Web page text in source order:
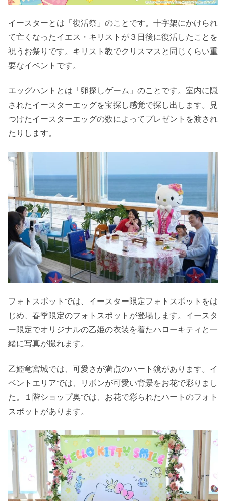
イースターとは「復活祭」のことです。十字架にかけられ
て亡くなったイエス・キリストが３日後に復活したことを
祝うお祭りです。キリスト教でクリスマスと同じくらい重
要なイベントです。
エッグハントとは「卵探しゲーム」のことです。室内に隠
されたイースターエッグを宝探し感覚で探し出します。見
つけたイースターエッグの数によってプレゼントを渡され
たりします。
フォトスポットでは、イースター限定フォトスポットをは
じめ、春季限定のフォトスポットが登場します。イースタ
ー限定でオリジナルの乙姫の衣装を着たハローキティと一
緒に写真が撮れます。
乙姫竜宮城では、可愛さが満点のハート鏡があります。イ
ベントエリアでは、リボンが可愛い背景をお花で彩りまし
た。１階ショップ奥では、お花で彩られたハートのフォト
スポットがあります。